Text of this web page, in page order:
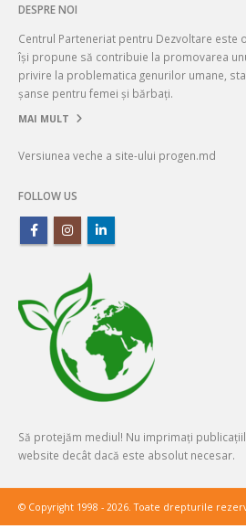
DESPRE NOI
Centrul Parteneriat pentru Dezvoltare este
își propune să contribuie la promovarea
privire la problematica genurilor umane,
șanse pentru femei și bărbați.
MAI MULT
Versiunea veche a site-ului progen.md
FOLLOW US
Să protejăm mediul! Nu imprimați
website decât dacă este absolut necesar.
© Copyright 1998 - 2026. Toate drepturile